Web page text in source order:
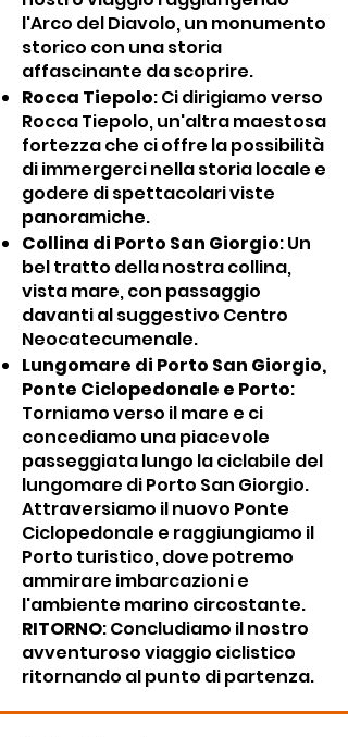
l'Arco del Diavolo, un monumento
storico con una storia
affascinante da scoprire.
Rocca Tiepolo: Ci dirigiamo verso
Rocca Tiepolo, un'altra maestosa
fortezza che ci offre la possibilità
di immergerci nella storia locale e
godere di spettacolari viste
panoramiche.
Collina di Porto San Giorgio: Un
bel tratto della nostra collina,
vista mare, con passaggio
davanti al suggestivo Centro
Neocatecumenale.
Lungomare di Porto San Giorgio,
Ponte Ciclopedonale e Porto:
Torniamo verso il mare e ci
concediamo una piacevole
passeggiata lungo la ciclabile del
lungomare di Porto San Giorgio.
Attraversiamo il nuovo Ponte
Ciclopedonale e raggiungiamo il
Porto turistico, dove potremo
ammirare imbarcazioni e
l'ambiente marino circostante.
RITORNO: Concludiamo il nostro
avventuroso viaggio ciclistico
ritornando al punto di partenza.